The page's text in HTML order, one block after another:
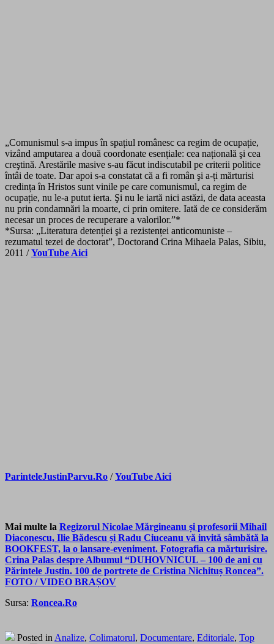
„Comunismul s-a impus în spațiul românesc ca regim de ocupație,
vizând amputarea a două coordonate esențiale: cea națională şi cea
creştină. Arestările masive s-au făcut indiscutabil pe criterii politice
întâi de toate. Dar apoi s-a constatat că a fi român şi a-ți mărturisi
credința în Hristos sunt vinile pe care comunismul, ca regim de
ocupație, nu le-a putut ierta. Şi nu le iartă nici astăzi, de data aceasta
nu prin condamnări la moarte, ci prin omitere. Iată de ce considerăm
necesar un proces de recuperare a valorilor.”*
*Sursa: „Literatura detenției şi a rezistenței anticomuniste –
rezumatul tezei de doctorat”, Doctorand Crina Mihaela Palas, Sibiu,
2011 /YouTube Aici
ParinteleJustinParvu.Ro /YouTube Aici
Mai multe la Regizorul Nicolae Mărgineanu și profesorii Mihail
Diaconescu, Ilie Bădescu și Radu Ciuceanu vă invită sâmbătă la
BOOKFEST, la o lansare-eveniment. Fotografia ca mărturisire.
Crina Palas despre Albumul “DUHOVNICUL – 100 de ani cu
Părintele Justin. 100 de portrete de Cristina Nichituș Roncea”.
FOTO / VIDEO BRAȘOV
Sursa: Roncea.Ro
Posted in Analize, Colimatorul, Documentare, Editoriale, Top